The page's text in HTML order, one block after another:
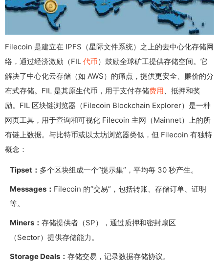
Filecoin 是建立在 IPFS（星际文件系统）之上的去中心化存储网
络，通过经济激励（FIL 代币）鼓励全球矿工提供存储空间。它
解决了中心化云存储（如 AWS）的痛点，提供更安全、廉价的分
布式存储。FIL 是其原生代币，用于支付存储费用、抵押和奖
励。FIL 区块链浏览器（Filecoin Blockchain Explorer）是一种
网页工具，用于查询和可视化 Filecoin 主网（Mainnet）上的所
有链上数据。与比特币或以太坊浏览器类似，但 Filecoin 有独特
概念：
Tipset： 多个区块组成一个“提示集”，平均每 30 秒产生。
Messages： Filecoin 的“交易”，包括转账、存储订单、证明
等。
Miners： 存储提供者（SP），通过质押和密封扇区
（Sector）提供存储能力。
Storage Deals： 存储交易，记录数据存储协议。